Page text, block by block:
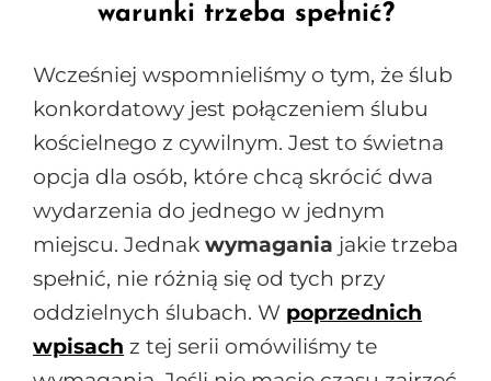
warunki trzeba spełnić?
Wcześniej wspomnieliśmy o tym, że ślub
konkordatowy jest połączeniem ślubu
kościelnego z cywilnym. Jest to świetna
opcja dla osób, które chcą skrócić dwa
wydarzenia do jednego w jednym
miejscu. Jednak wymagania jakie trzeba
spełnić, nie różnią się od tych przy
oddzielnych ślubach. W poprzednich
wpisach z tej serii omówiliśmy te